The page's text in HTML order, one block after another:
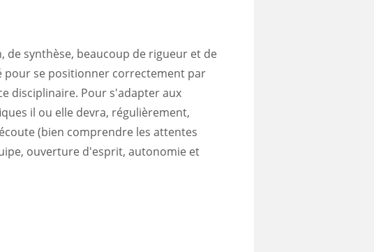
de synthèse, beaucoup de rigueur et de
se positionner correctement par
disciplinaire. Pour s'adapter aux
il ou elle devra, régulièrement,
(bien comprendre les attentes
ouverture d'esprit, autonomie et